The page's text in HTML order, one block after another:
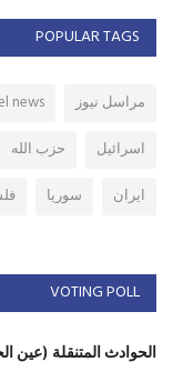
POPULAR TAGS
مراسل نيوز news
اسرائيل
حزب الله
ايران
سوريا
VOTING POLL
الحوادث المتنقلة (عين